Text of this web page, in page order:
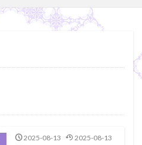
2025-08-13 2025-08-13